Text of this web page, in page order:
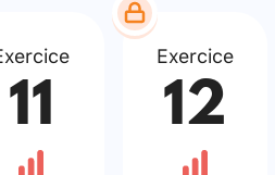
11
Exercice
12